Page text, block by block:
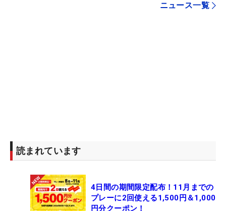
ニュース一覧
読まれています
4日間の期間限定配布！11月までの
プレーに2回使える1,500円＆1,000
円分クーポン！